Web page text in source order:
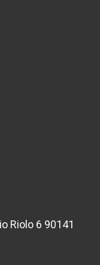
Riolo 6 90141